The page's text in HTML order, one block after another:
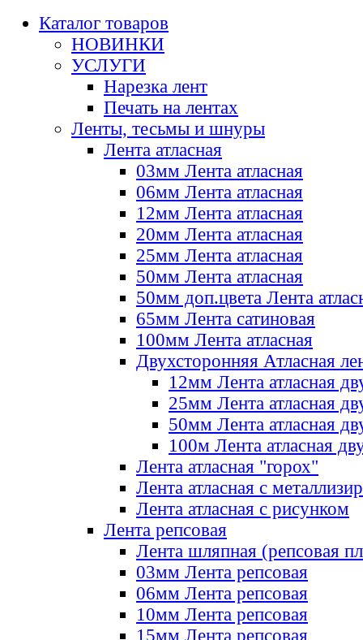
Каталог товаров
НОВИНКИ
УСЛУГИ
Нарезка лент
Печать на лентах
Ленты, тесьмы и шнуры
Лента атласная
03мм Лента атласная
06мм Лента атласная
12мм Лента атласная
20мм Лента атласная
25мм Лента атласная
50мм Лента атласная
50мм доп.цвета Лента
65мм Лента сатиновая
100мм Лента атласная
Двухсторонняя Атласная
12мм Лента атласная
25мм Лента атласная
50мм Лента атласная
100м Лента атласная
Лента атласная "горох"
Лента атласная с
Лента атласная с рисунком
Лента репсовая
Лента шляпная (репсовая
03мм Лента репсовая
06мм Лента репсовая
10мм Лента репсовая
15мм Лента репсовая